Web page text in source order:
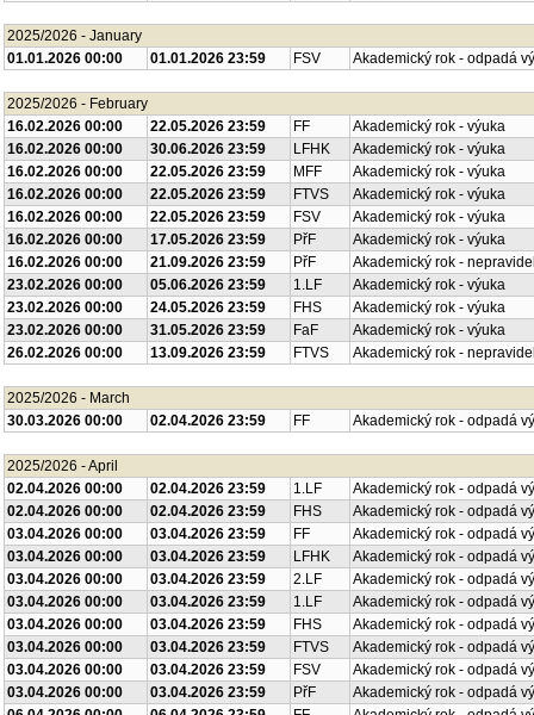
2025/2026 - January
01.01.2026 00:00
01.01.2026 23:59 FSV Akademický rok - odpadá
2025/2026 - February
16.02.2026 00:00
22.05.2026 23:59 FF
Akademický rok - výuka
16.02.2026 00:00
30.06.2026 23:59 LFHK
Akademický rok - výuka
16.02.2026 00:00
22.05.2026 23:59 MFF
Akademický rok - výuka
16.02.2026 00:00
22.05.2026 23:59 FTVS
Akademický rok - výuka
16.02.2026 00:00
22.05.2026 23:59 FSV
Akademický rok - výuka
16.02.2026 00:00
17.05.2026 23:59 PřF
Akademický rok - výuka
16.02.2026 00:00
21.09.2026 23:59 PřF
Akademický rok -
23.02.2026 00:00
05.06.2026 23:59 1.LF
Akademický rok - výuka
23.02.2026 00:00
24.05.2026 23:59 FHS
Akademický rok - výuka
23.02.2026 00:00
31.05.2026 23:59 FaF
Akademický rok - výuka
26.02.2026 00:00
13.09.2026 23:59 FTVS Akademický rok -
2025/2026 - March
30.03.2026 00:00
02.04.2026 23:59 FF Akademický rok - odpadá
2025/2026 - April
02.04.2026 00:00
02.04.2026 23:59 1.LF
Akademický rok - odpadá
02.04.2026 00:00
02.04.2026 23:59 FHS
Akademický rok - odpadá
03.04.2026 00:00
03.04.2026 23:59 FF
Akademický rok - odpadá
03.04.2026 00:00
03.04.2026 23:59 LFHK
Akademický rok - odpadá
03.04.2026 00:00
03.04.2026 23:59 2.LF
Akademický rok - odpadá
03.04.2026 00:00
03.04.2026 23:59 1.LF
Akademický rok - odpadá
03.04.2026 00:00
03.04.2026 23:59 FHS
Akademický rok - odpadá
03.04.2026 00:00
03.04.2026 23:59 FTVS
Akademický rok - odpadá
03.04.2026 00:00
03.04.2026 23:59 FSV
Akademický rok - odpadá
03.04.2026 00:00
03.04.2026 23:59 PřF
Akademický rok - odpadá